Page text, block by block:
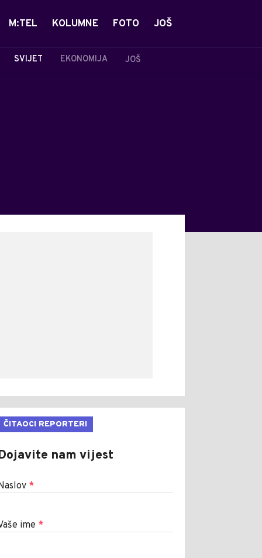
SVIJET EKONOMIJA JOŠ
M:TEL KOLUMNE FOTO JOŠ
ČITAOCI REPORTERI
nam vijest
*
ime *